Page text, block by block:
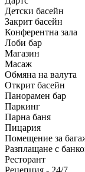
Детски басейн
Закрит басейн
Конферентна зала
Лоби бар
Магазин
Масаж
Обмяна на валута
Открит басейн
Панорамен бар
Паркинг
Парна баня
Пицария
Помещение за
Разплащане с
Ресторант